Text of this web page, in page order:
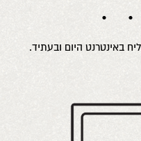
באינטרנט היום ובעתיד.